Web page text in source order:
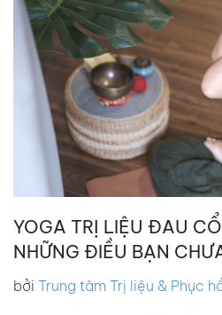
YOGA TRỊ LIỆU ĐAU
NHỮNG ĐIỀU BẠN
bởi Trung tâm Trị liệu & Phục